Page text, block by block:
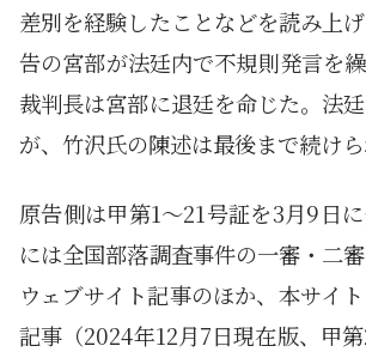
差別を経験したことなどを読み上
告の宮部が法廷内で不規則発言を繰
裁判長は宮部に退廷を命じた。法
が、竹沢氏の陳述は最後まで続けら
原告側は甲第1〜21号証を3月9日
には全国部落調査事件の一審・二
ウェブサイト記事のほか、本サイ
記事（2024年12月7日現在版、甲